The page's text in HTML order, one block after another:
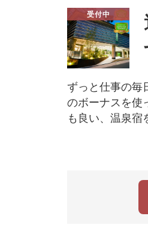
受付中
ずっと仕事の毎
のボーナスを使
も良い、温泉宿